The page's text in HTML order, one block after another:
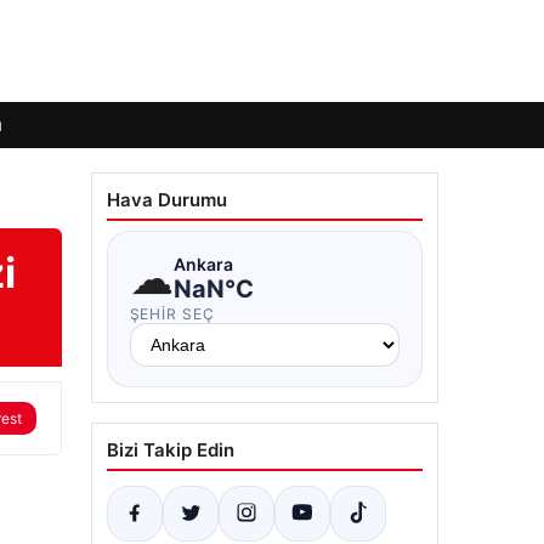
Hava Durumu
☁Ankara
NaN°C
ŞEHIR SEÇ
Bizi Takip Edin